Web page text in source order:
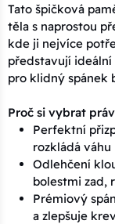
Tato špičková
těla s naprostou
kde ji nejvíce
představují
pro klidný spánek
Proč si vybrat
Perfektní
rozkládá
Odlehčení
bolestmi zad,
Prémiový
a zlepšuje